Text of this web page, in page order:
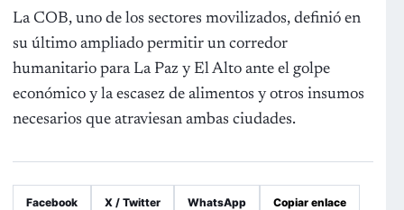
La COB, uno de los sectores movilizados, definió en
su último ampliado permitir un corredor
humanitario para La Paz y El Alto ante el golpe
económico y la escasez de alimentos y otros insumos
necesarios que atraviesan ambas ciudades.
Facebook X / Twitter WhatsApp Copiar enlace